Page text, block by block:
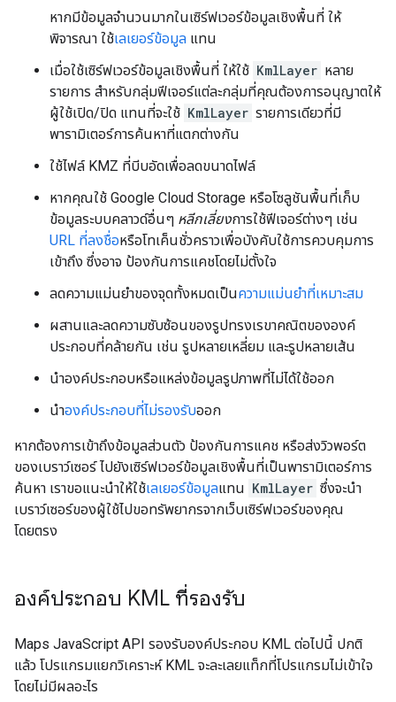
หากมีข้อมูลจำนวนมากในเซิร์ฟเวอร์ข้อมูลเชิงพื้นที่ ให้
พิจารณา ใช้เลเยอร์ข้อมูล แทน
เมื่อใช้เซิร์ฟเวอร์ข้อมูลเชิงพื้นที่ ให้ใช้ KmlLayer หลาย
รายการ สําหรับกลุ่มฟีเจอร์แต่ละกลุ่มที่คุณต้องการอนุญาตให้
ผู้ใช้เปิด/ปิด แทนที่จะใช้ KmlLayer รายการเดียวที่มี
พารามิเตอร์การค้นหาที่แตกต่างกัน
ใช้ไฟล์ KMZ ที่บีบอัดเพื่อลดขนาดไฟล์
หากคุณใช้ Google Cloud Storage หรือโซลูชันพื้นที่เก็บ
ข้อมูลระบบคลาวด์อื่นๆ หลีกเลี่ยงการใช้ฟีเจอร์ต่างๆ เช่น
URL ที่ลงชื่อหรือโทเค็นชั่วคราวเพื่อบังคับใช้การควบคุมการ
เข้าถึง ซึ่งอาจ ป้องกันการแคชโดยไม่ตั้งใจ
ลดความแม่นยำของจุดทั้งหมดเป็นความแม่นยำที่เหมาะสม
ผสานและลดความซับซ้อนของรูปทรงเรขาคณิตขององค์
ประกอบที่คล้ายกัน เช่น รูปหลายเหลี่ยม และรูปหลายเส้น
นำองค์ประกอบหรือแหล่งข้อมูลรูปภาพที่ไม่ได้ใช้ออก
นำองค์ประกอบที่ไม่รองรับออก
หากต้องการเข้าถึงข้อมูลส่วนตัว ป้องกันการแคช หรือส่งวิวพอร์ต
ของเบราว์เซอร์ ไปยังเซิร์ฟเวอร์ข้อมูลเชิงพื้นที่เป็นพารามิเตอร์การ
ค้นหา เราขอแนะนำให้ใช้เลเยอร์ข้อมูลแทน KmlLayer ซึ่งจะนำ
เบราว์เซอร์ของผู้ใช้ไปขอทรัพยากรจากเว็บเซิร์ฟเวอร์ของคุณ
โดยตรง
องค์ประกอบ KML ที่รองรับ
Maps JavaScript API รองรับองค์ประกอบ KML ต่อไปนี้ ปกติ
แล้ว โปรแกรมแยกวิเคราะห์ KML จะละเลยแท็กที่โปรแกรมไม่เข้าใจ
โดยไม่มีผลอะไร